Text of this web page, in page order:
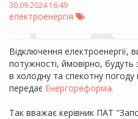
30.09.2024 16:49
електроенергія
Відключення електроенергії,
потужності, ймовірно,
в холодну та спекотну
передає Енергореформа.
Так вважає керівник ПАТ